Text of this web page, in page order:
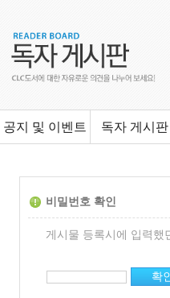
공지 및 이벤트 독자 게시판
비밀번호 확인
게시물 등록시에 입력했